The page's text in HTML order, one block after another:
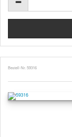
Bestell-Nr. 59316